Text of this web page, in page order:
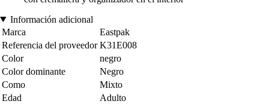
Información adicional
Marca
Eastpak
Referencia del proveedor K31E008
Color
negro
Color dominante
Negro
Como
Mixto
Edad
Adulto